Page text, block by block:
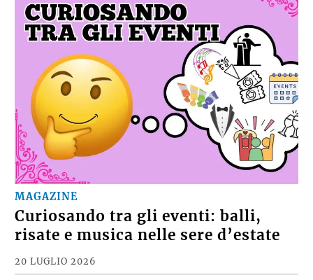
MAGAZINE
Curiosando tra gli eventi: balli,
risate e musica nelle sere d’estate
20 LUGLIO 2026